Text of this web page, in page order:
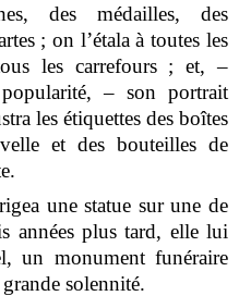
des médailles, des
; on l’étala à toutes les
les carrefours ; et, –
– son portrait
les étiquettes des boîtes
et des bouteilles de
une statue sur une de
années plus tard, elle lui
un monument funéraire
solennité.